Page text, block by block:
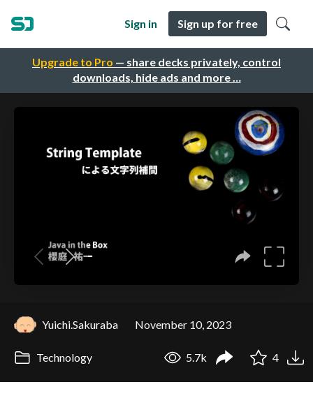
Upgrade to Pro — share decks privately, control
downloads, hide ads and more …
Sign in Sign up for free
Yuichi.Sakuraba November 10, 2023
Technology 5.7k 4